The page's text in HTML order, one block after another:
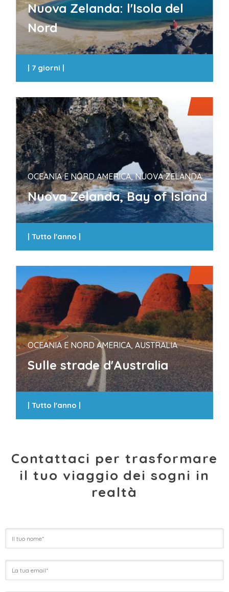
Nuova Zelanda: l'Isola del
Nord
| 7 giorni |
OCEANIA E NORD AMERICA, NUOVA ZELANDA
Nuova Zelanda, Bay of Island
|Tutto l'anno |
OCEANIA E NORD AMERICA, AUSTRALIA
Sulle strade d'Australia
|Tutto l'anno |
Contattaci per trasformare
il tuo viaggio dei sogni in
realtà